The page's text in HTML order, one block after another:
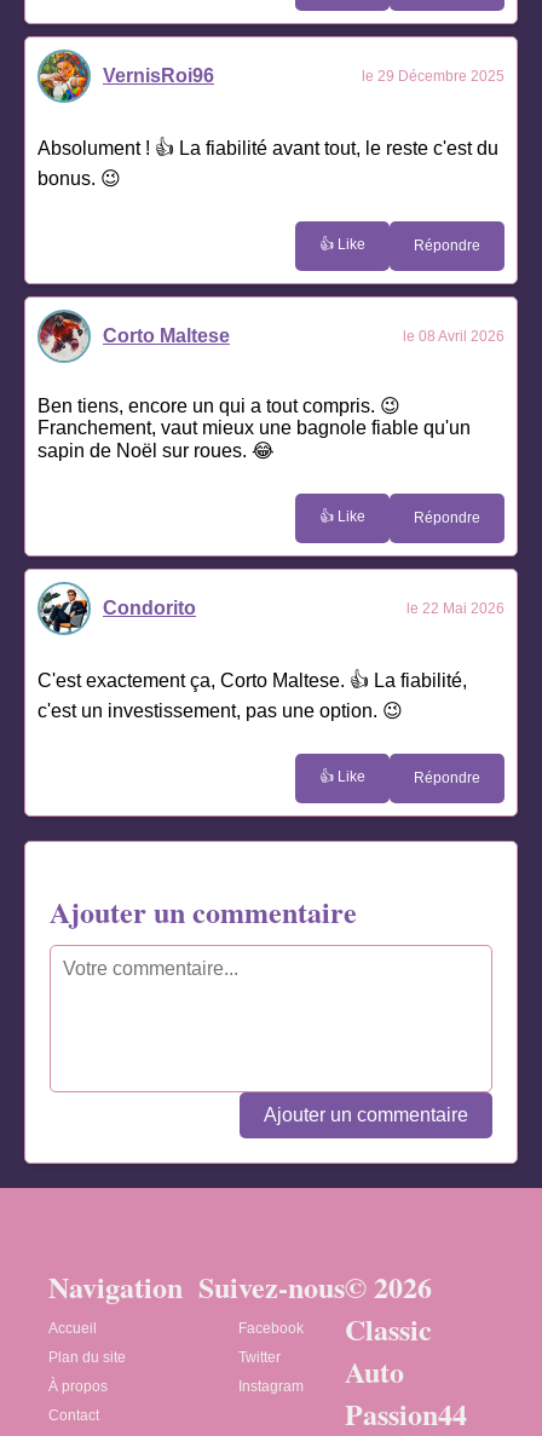
VernisRoi96 le 29 Décembre 2025
Absolument ! 👍 La fiabilité avant tout, le reste c'est du
bonus. 😉
👍 Like Répondre
Corto Maltese le 08 Avril 2026
Ben tiens, encore un qui a tout compris. 😉
Franchement, vaut mieux une bagnole fiable qu'un
sapin de Noël sur roues. 😂
👍 Like Répondre
Condorito le 22 Mai 2026
C'est exactement ça, Corto Maltese. 👍 La fiabilité,
c'est un investissement, pas une option. 😉
👍 Like Répondre
Ajouter un commentaire
Ajouter un commentaire
Navigation
Accueil
Plan du site
À propos
Contact
Suivez-nous
Facebook
Twitter
Instagram
© 2026
Classic
Auto
Passion44